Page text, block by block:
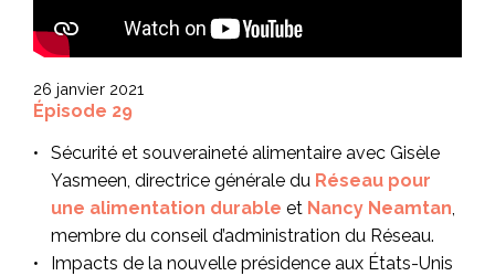
26 janvier 2021
Épisode 29
Sécurité et souveraineté alimentaire avec Gisèle
Yasmeen, directrice générale du Réseau pour
une alimentation durable et Nancy Neamtan,
membre du conseil d’administration du Réseau.
Impacts de la nouvelle présidence aux États-Unis